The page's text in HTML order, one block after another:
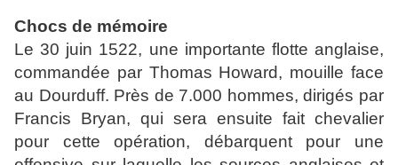
Chocs de mémoire
Le 30 juin 1522, une importante flotte anglaise,
commandée par Thomas Howard, mouille face
au Dourduff. Près de 7.000 hommes, dirigés par
Francis Bryan, qui sera ensuite fait chevalier
pour cette opération, débarquent pour une